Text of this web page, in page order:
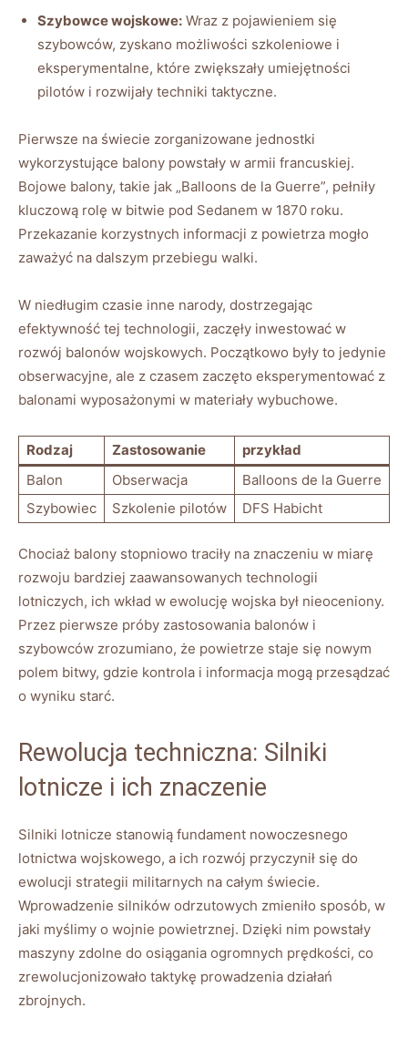
Szybowce wojskowe: Wraz z pojawieniem się
szybowców, zyskano możliwości szkoleniowe i
eksperymentalne, które zwiększały umiejętności
pilotów i rozwijały techniki taktyczne.
Pierwsze na świecie zorganizowane jednostki
wykorzystujące balony powstały w armii francuskiej.
Bojowe balony, takie jak „Balloons de la Guerre”, pełniły
kluczową rolę w bitwie pod Sedanem w 1870 roku.
Przekazanie korzystnych informacji z powietrza mogło
zaważyć na dalszym przebiegu walki.
W niedługim czasie inne narody, dostrzegając
efektywność tej technologii, zaczęły inwestować w
rozwój balonów wojskowych. Początkowo były to jedynie
obserwacyjne, ale z czasem zaczęto eksperymentować z
balonami wyposażonymi w materiały wybuchowe.
Rodzaj Zastosowanie
przykład
Balon
Obserwacja
Balloons de la Guerre
Szybowiec
Szkolenie pilotów DFS Habicht
Chociaż balony stopniowo traciły na znaczeniu w miarę
rozwoju bardziej zaawansowanych technologii
lotniczych, ich wkład w ewolucję wojska był nieoceniony.
Przez pierwsze próby zastosowania balonów i
szybowców zrozumiano, że powietrze staje się nowym
polem bitwy, gdzie kontrola i informacja mogą przesądzać
o wyniku starć.
Rewolucja techniczna: Silniki
lotnicze i ich znaczenie
Silniki lotnicze stanowią fundament nowoczesnego
lotnictwa wojskowego, a ich rozwój przyczynił się do
ewolucji strategii militarnych na całym świecie.
Wprowadzenie silników odrzutowych zmieniło sposób, w
jaki myślimy o wojnie powietrznej. Dzięki nim powstały
maszyny zdolne do osiągania ogromnych prędkości, co
zrewolucjonizowało taktykę prowadzenia działań
zbrojnych.